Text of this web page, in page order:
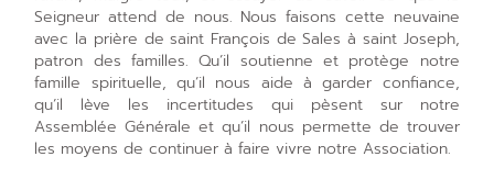
Seigneur attend de nous. Nous faisons cette neuvaine
avec la prière de saint François de Sales à saint Joseph,
patron des familles. Qu’il soutienne et protège notre
famille spirituelle, qu’il nous aide à garder confiance,
qu’il lève les incertitudes qui pèsent sur notre
Assemblée Générale et qu’il nous permette de trouver
les moyens de continuer à faire vivre notre Association.